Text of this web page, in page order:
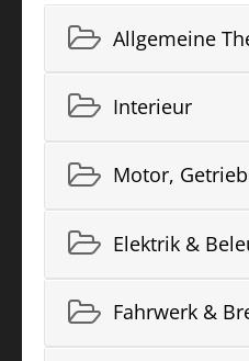
Allgemeine
Interieur
Motor,
Elektrik &
Fahrwerk &